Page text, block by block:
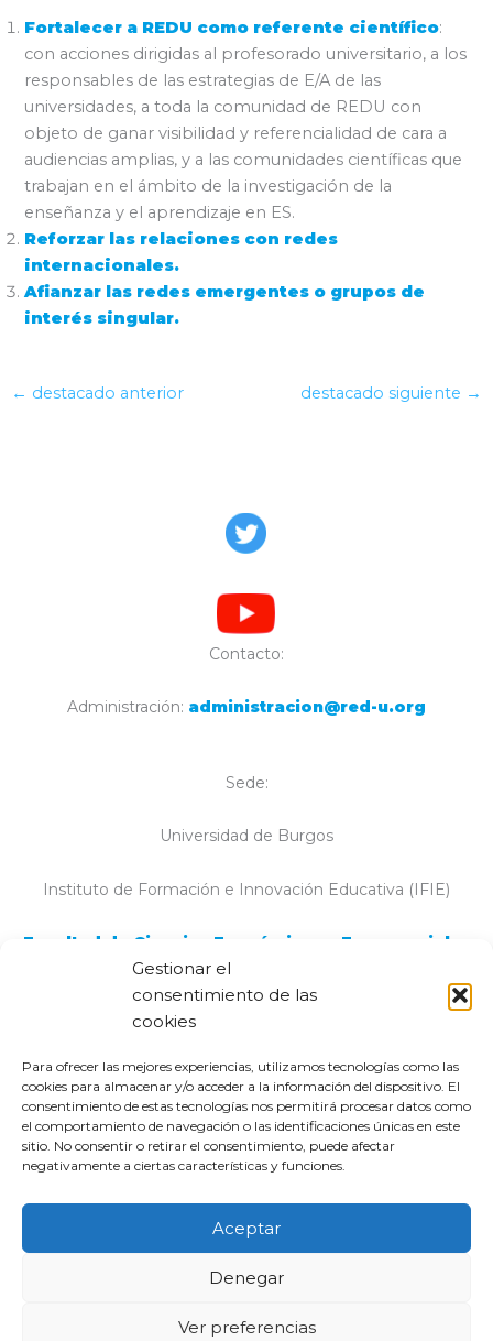
Gestionar el
consentimiento de las
cookies
Para ofrecer las mejores experiencias, utilizamos tecnologías como las
cookies para almacenar y/o acceder a la información del dispositivo. El
consentimiento de estas tecnologías nos permitirá procesar datos como
el comportamiento de navegación o las identificaciones únicas en este
sitio. No consentir o retirar el consentimiento, puede afectar
negativamente a ciertas características y funciones.
Aceptar
Denegar
Ver preferencias
Fortalecer a REDU como referente científico:
con acciones dirigidas al profesorado universitario, a los
responsables de las estrategias de E/A de las
universidades, a toda la comunidad de REDU con
objeto de ganar visibilidad y referencialidad de cara a
audiencias amplias, y a las comunidades científicas que
trabajan en el ámbito de la investigación de la
enseñanza y el aprendizaje en ES.
Reforzar las relaciones con redes
internacionales.
Afianzar las redes emergentes o grupos de
interés singular.
← destacado anterior destacado siguiente →
Contacto:
Administración: administracion@red-u.org
Sede:
Universidad de Burgos
Instituto de Formación e Innovación Educativa (IFIE)
Facultad de Ciencias Económicas y Empresariales
Plaza de la Infanta Doña Elena, s/n
@2023 REDU
Garaje Imagina
diseño gráfico ®Ángela Carabal Montagud - UPV